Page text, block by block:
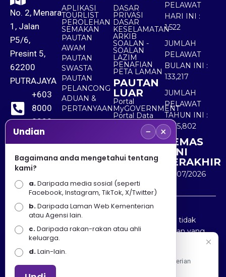
No. 2, Menara
1, Jalan
P5/6,
Presint 5,
62200
PUTRAJAYA
+603
8000
8000
+603
8891
7100
APLIKASI
TOURLIST
PEROLEHAN
SEMAKAN
PAUTAN
AWAM
PAUTAN
SWASTA
PAUTAN
PELANCONG
ADUAN &
PERTANYAAN
DASAR
PRIVASI
DASAR
KESELAMATAN
ARKIB
SOALAN -
SOALAN
LAZIM
PENAFIAN
PETA LAMAN
PAUTAN
LUAR
Portal
MyGOVERNMENT
Portal Data
Terbuka
Sektor Awam
PELAWAT
HARI INI :
1,522
JUMLAH
PELAWAT
BULAN INI :
133,217
JUMLAH
PELAWAT
TAHUN INI :
5,535,802
KEMAS
KINI
TERAKHIR
30/07/2026
Penafian : Kerajaan Malaysia dan Kementerian
Pelancongan Seni dan Budaya (MOTAC) adalah tidak
bertanggungjawab atas kehilangan atau kerugian yang
disebabkan oleh penggunaan mana-mana maklumat
yang diperolehi dari portal ini.
Undian − ×
Bagaimana anda mengetahui tentang
kami?
a.Daripada media sosial (seperti
Facebook, Instagram, TikTok, X/Twitter)
b.Daripada Laman Web Kementerian
atau Agensi lain.
c.Daripada rakan-rakan atau ahli
keluarga.
d.Lain-lain.
Apa Khabar! Selamat datang ke Portal Rasmi Kementerian
Pelancongan, Seni dan Budaya